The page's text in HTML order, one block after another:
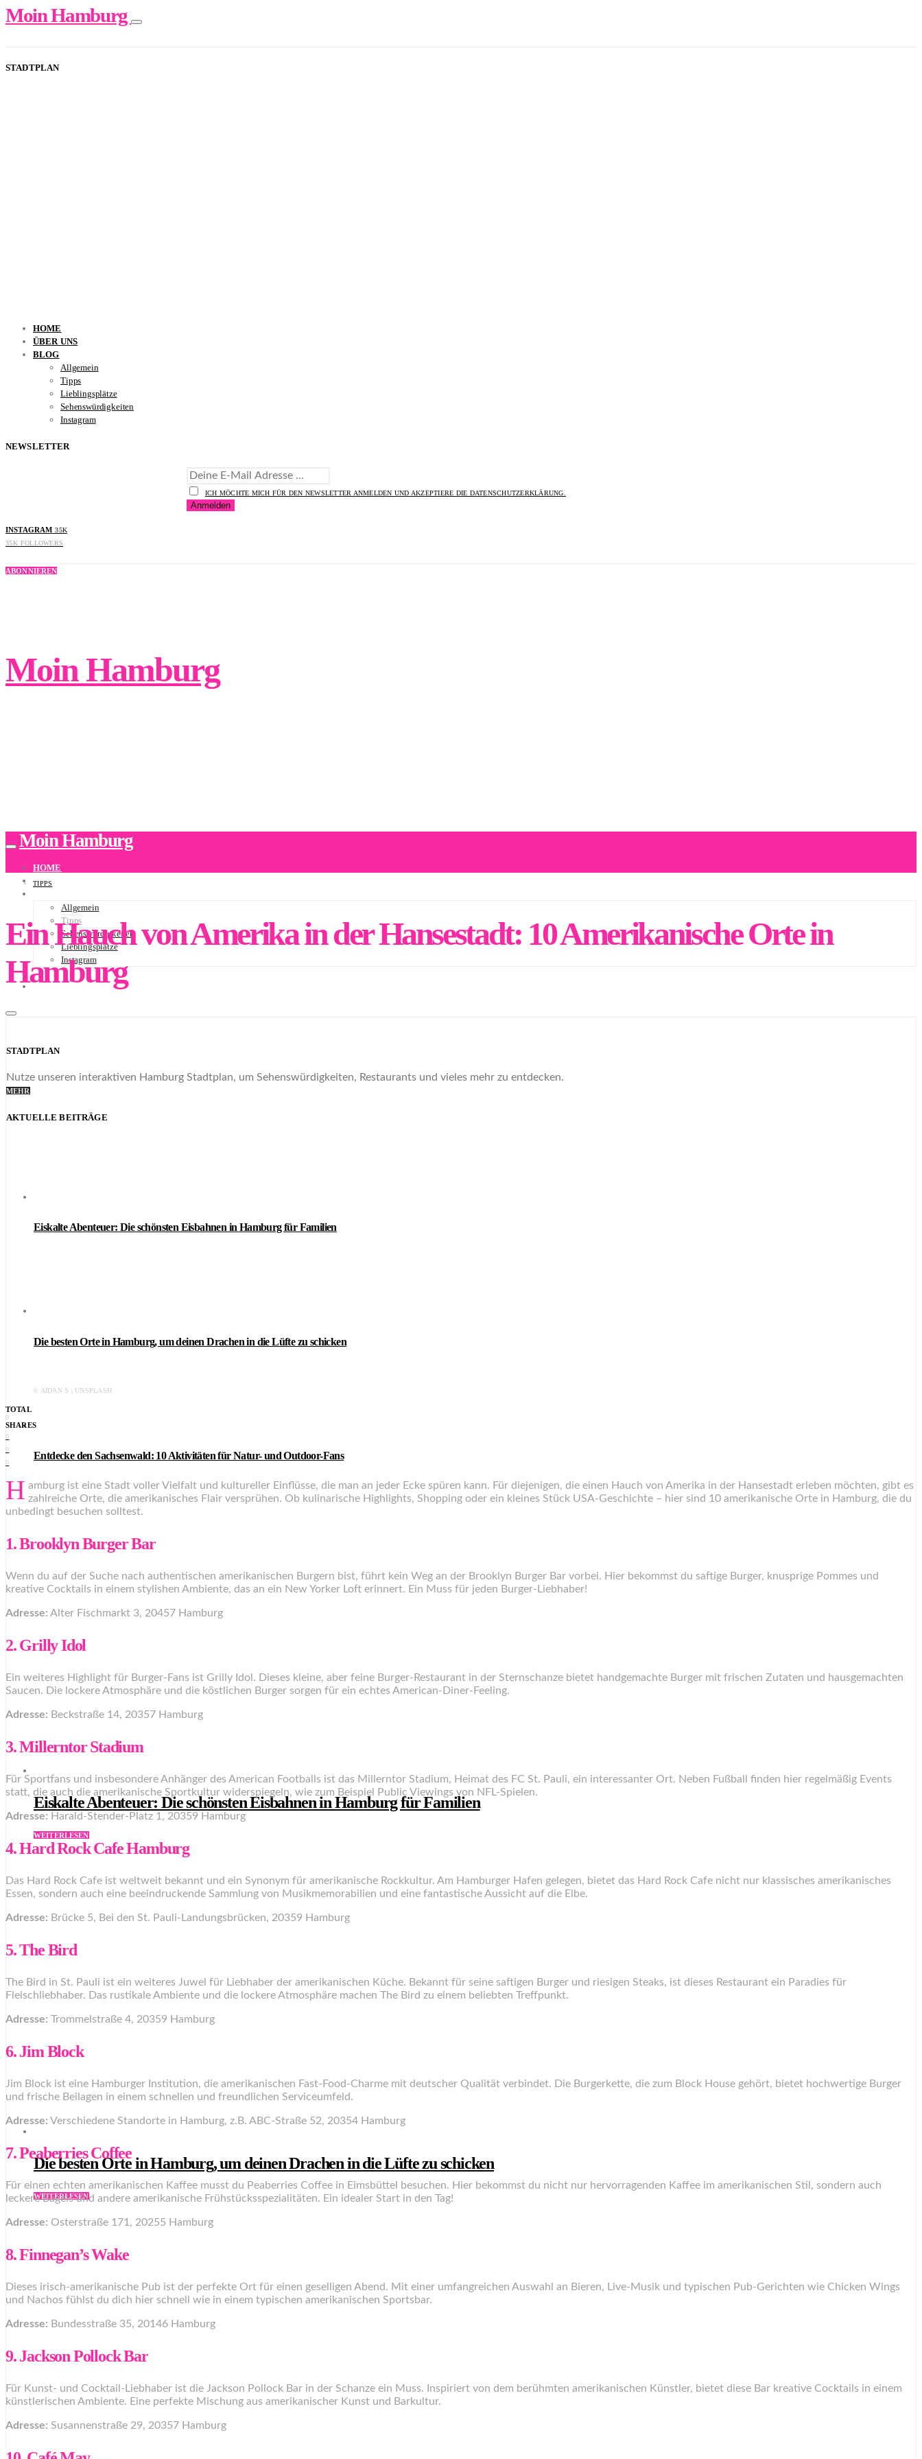
Moin Hamburg
STADTPLAN
HOME
ÜBER UNS
BLOG
Allgemein
Tipps
Lieblingsplätze
Sehenswürdigkeiten
Instagram
NEWSLETTER
ICH MÖCHTE MICH FÜR DEN NEWSLETTER ANMELDEN UND AKZEPTIERE DIE DATENSCHUTZERKLÄRUNG.
INSTAGRAM 35K
35K FOLLOWERS
ABONNIEREN
Moin Hamburg
Moin Hamburg
HOME
ÜBER UNS
Allgemein
Tipps
Sehenswürdigkeiten
Lieblingsplätze
Instagram
NEWSLETTER
STADTPLAN
Nutze unseren interaktiven Hamburg Stadtplan, um Sehenswürdigkeiten, Restaurants und vieles mehr zu entdecken.
MEHR
AKTUELLE BEITRÄGE
Eiskalte Abenteuer: Die schönsten Eisbahnen in Hamburg für Familien
Die besten Orte in Hamburg, um deinen Drachen in die Lüfte zu schicken
Entdecke den Sachsenwald: 10 Aktivitäten für Natur- und Outdoor-Fans
Eiskalte Abenteuer: Die schönsten Eisbahnen in Hamburg für Familien
WEITERLESEN
Die besten Orte in Hamburg, um deinen Drachen in die Lüfte zu schicken
WEITERLESEN
TIPPS
Ein Hauch von Amerika in der Hansestadt: 10 Amerikanische Orte in
Hamburg
© AIDAN S | UNSPLASH
TOTAL
0
SHARES
0
0
0
H amburg ist eine Stadt voller Vielfalt und kultureller Einflüsse, die man an jeder Ecke spüren kann. Für diejenigen, die einen Hauch von Amerika in der Hansestadt erleben möchten, gibt es
zahlreiche Orte, die amerikanisches Flair versprühen. Ob kulinarische Highlights, Shopping oder ein kleines Stück USA-Geschichte – hier sind 10 amerikanische Orte in Hamburg, die du
unbedingt besuchen solltest.
1. Brooklyn Burger Bar
Wenn du auf der Suche nach authentischen amerikanischen Burgern bist, führt kein Weg an der Brooklyn Burger Bar vorbei. Hier bekommst du saftige Burger, knusprige Pommes und
kreative Cocktails in einem stylishen Ambiente, das an ein New Yorker Loft erinnert. Ein Muss für jeden Burger-Liebhaber!
Adresse: Alter Fischmarkt 3, 20457 Hamburg
2. Grilly Idol
Ein weiteres Highlight für Burger-Fans ist Grilly Idol. Dieses kleine, aber feine Burger-Restaurant in der Sternschanze bietet handgemachte Burger mit frischen Zutaten und hausgemachten
Saucen. Die lockere Atmosphäre und die köstlichen Burger sorgen für ein echtes American-Diner-Feeling.
Adresse: Beckstraße 14, 20357 Hamburg
3. Millerntor Stadium
Für Sportfans und insbesondere Anhänger des American Footballs ist das Millerntor Stadium, Heimat des FC St. Pauli, ein interessanter Ort. Neben Fußball finden hier regelmäßig Events
statt, die auch die amerikanische Sportkultur widerspiegeln, wie zum Beispiel Public Viewings von NFL-Spielen.
Adresse: Harald-Stender-Platz 1, 20359 Hamburg
4. Hard Rock Cafe Hamburg
Das Hard Rock Cafe ist weltweit bekannt und ein Synonym für amerikanische Rockkultur. Am Hamburger Hafen gelegen, bietet das Hard Rock Cafe nicht nur klassisches amerikanisches
Essen, sondern auch eine beeindruckende Sammlung von Musikmemorabilien und eine fantastische Aussicht auf die Elbe.
Adresse: Brücke 5, Bei den St. Pauli-Landungsbrücken, 20359 Hamburg
5. The Bird
The Bird in St. Pauli ist ein weiteres Juwel für Liebhaber der amerikanischen Küche. Bekannt für seine saftigen Burger und riesigen Steaks, ist dieses Restaurant ein Paradies für
Fleischliebhaber. Das rustikale Ambiente und die lockere Atmosphäre machen The Bird zu einem beliebten Treffpunkt.
Adresse: Trommelstraße 4, 20359 Hamburg
6. Jim Block
Jim Block ist eine Hamburger Institution, die amerikanischen Fast-Food-Charme mit deutscher Qualität verbindet. Die Burgerkette, die zum Block House gehört, bietet hochwertige Burger
und frische Beilagen in einem schnellen und freundlichen Serviceumfeld.
Adresse: Verschiedene Standorte in Hamburg, z.B. ABC-Straße 52, 20354 Hamburg
7. Peaberries Coffee
Für einen echten amerikanischen Kaffee musst du Peaberries Coffee in Eimsbüttel besuchen. Hier bekommst du nicht nur hervorragenden Kaffee im amerikanischen Stil, sondern auch
leckere Bagels und andere amerikanische Frühstücksspezialitäten. Ein idealer Start in den Tag!
Adresse: Osterstraße 171, 20255 Hamburg
8. Finnegan’s Wake
Dieses irisch-amerikanische Pub ist der perfekte Ort für einen geselligen Abend. Mit einer umfangreichen Auswahl an Bieren, Live-Musik und typischen Pub-Gerichten wie Chicken Wings
und Nachos fühlst du dich hier schnell wie in einem typischen amerikanischen Sportsbar.
Adresse: Bundesstraße 35, 20146 Hamburg
9. Jackson Pollock Bar
Für Kunst- und Cocktail-Liebhaber ist die Jackson Pollock Bar in der Schanze ein Muss. Inspiriert von dem berühmten amerikanischen Künstler, bietet diese Bar kreative Cocktails in einem
künstlerischen Ambiente. Eine perfekte Mischung aus amerikanischer Kunst und Barkultur.
Adresse: Susannenstraße 29, 20357 Hamburg